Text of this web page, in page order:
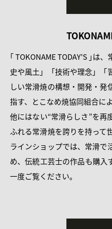
｢ TOKONAME TODAY'S ｣は
史や風土」「技術や理念」「
しい常滑焼の構想・開発・発
指す、とこなめ焼協同組合に
他にはない“常滑らしさ”を再
ふれる常滑焼を誇りを持って
ラインショップでは、常滑で
め、伝統工芸士の作品も購入
一度ご覧ください。